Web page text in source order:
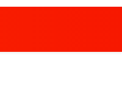
Jasa Raharja Banten